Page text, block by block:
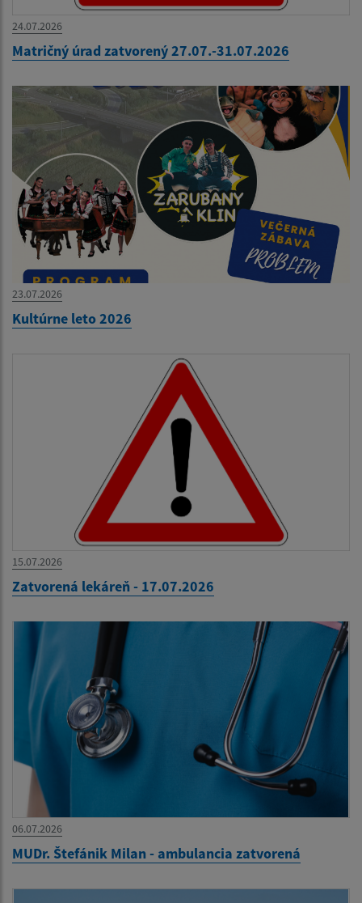
24.07.2026
Matričný úrad zatvorený 27.07.-31.07.2026
23.07.2026
Kultúrne leto 2026
15.07.2026
Zatvorená lekáreň - 17.07.2026
06.07.2026
MUDr. Štefánik Milan - ambulancia zatvorená